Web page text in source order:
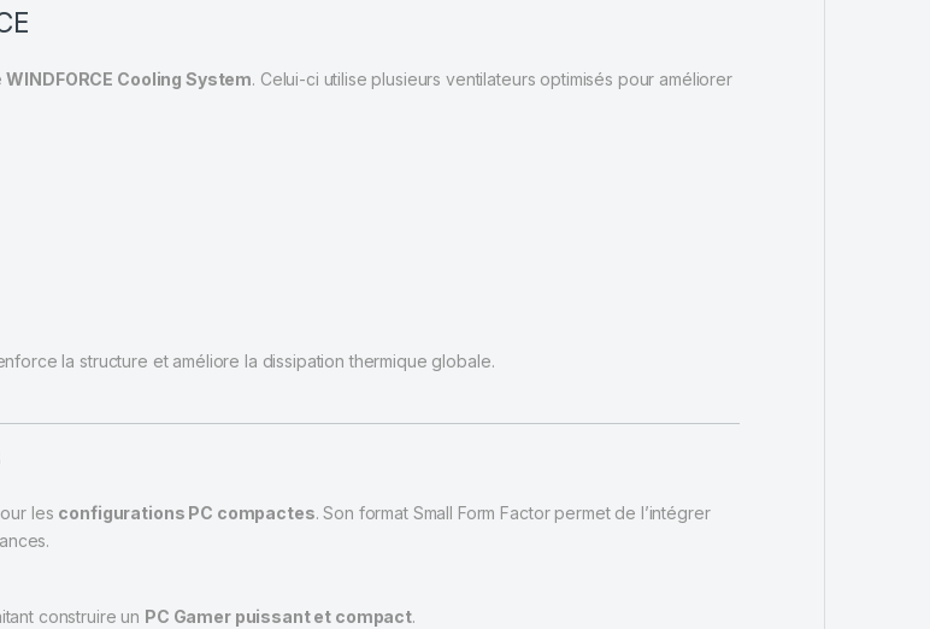
WINDFORCE Cooling System. Celui-ci utilise plusieurs ventilateurs optimisés pour améliorer
la structure et améliore la dissipation thermique globale.
les configurations PC compactes. Son format Small Form Factor permet de l’intégrer
construire un PC Gamer puissant et compact.